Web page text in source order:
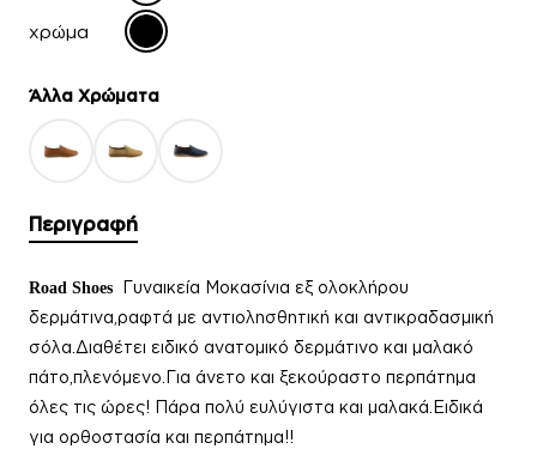
χρώμα
Άλλα Xρώματα
Περιγραφή
Road Shoes Γυναικεία Μοκασίνια εξ ολοκλήρου
δερμάτινα,ραφτά με αντιολησθητική και αντικραδασμική
σόλα.Διαθέτει ειδικό ανατομικό δερμάτινο και μαλακό
πάτο,πλενόμενο.Για άνετο και ξεκούραστο περπάτημα
όλες τις ώρες! Πάρα πολύ ευλύγιστα και μαλακά.Ειδικά
για ορθοστασία και περπάτημα!!